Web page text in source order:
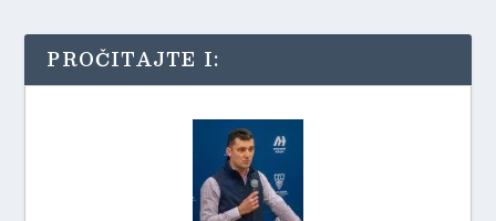
PROČITAJTE I: